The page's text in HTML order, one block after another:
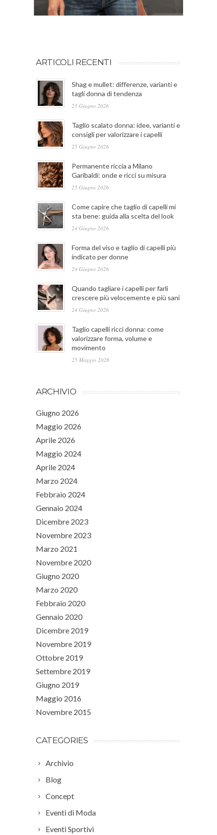
ARTICOLI RECENTI
Shag e mullet: differenze, varianti e
tagli donna di tendenza
25 Giugno 2026
Taglio scalato donna: idee, varianti e
consigli per valorizzare i capelli
25 Giugno 2026
Permanente riccia a Milano
Garibaldi: onde e ricci su misura
25 Giugno 2026
Come capire che taglio di capelli mi
sta bene: guida alla scelta del look
24 Giugno 2026
Forma del viso e taglio di capelli più
indicato per donne
24 Giugno 2026
Quando tagliare i capelli per farli
crescere più velocemente e più sani
24 Giugno 2026
Taglio capelli ricci donna: come
valorizzare forma, volume e
movimento
25 Maggio 2026
ARCHIVIO
Giugno 2026
Maggio 2026
Aprile 2026
Maggio 2024
Aprile 2024
Marzo 2024
Febbraio 2024
Gennaio 2024
Dicembre 2023
Novembre 2023
Marzo 2021
Novembre 2020
Giugno 2020
Marzo 2020
Febbraio 2020
Gennaio 2020
Dicembre 2019
Novembre 2019
Ottobre 2019
Settembre 2019
Giugno 2019
Maggio 2016
Novembre 2015
CATEGORIES
Archivio
Blog
Concept
Eventi di Moda
Eventi Sportivi